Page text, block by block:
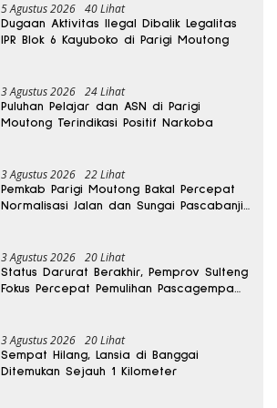
5 Agustus 2026 40 Lihat
Dugaan Aktivitas Ilegal Dibalik Legalitas
IPR Blok 6 Kayuboko di Parigi Moutong
3 Agustus 2026 24 Lihat
Puluhan Pelajar dan ASN di Parigi
Moutong Terindikasi Positif Narkoba
3 Agustus 2026 22 Lihat
Pemkab Parigi Moutong Bakal Percepat
Normalisasi Jalan dan Sungai Pascabanjir
3 Agustus 2026 20 Lihat
Status Darurat Berakhir, Pemprov Sulteng
Fokus Percepat Pemulihan Pascagempa
3 Agustus 2026 20 Lihat
Sempat Hilang, Lansia di Banggai
Ditemukan Sejauh 1 Kilometer